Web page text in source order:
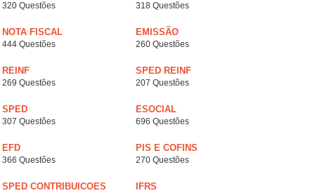
320 Questões 318 Questões
NOTA FISCAL
444 Questões
EMISSÃO
260 Questões
REINF
269 Questões
SPED REINF
207 Questões
SPED
307 Questões
ESOCIAL
696 Questões
EFD
366 Questões
PIS E COFINS
270 Questões
SPED CONTRIBUICOES IFRS